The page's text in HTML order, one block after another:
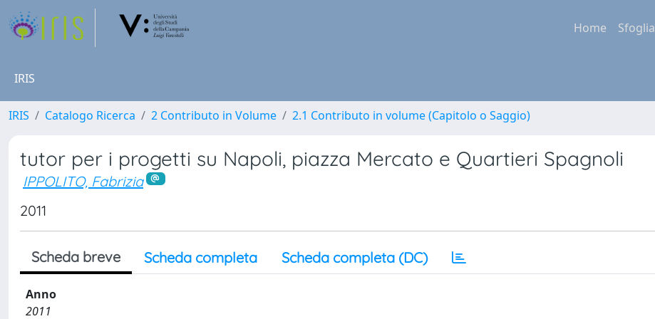
Home Sfoglia
IRIS
IRIS Catalogo Ricerca 2 Contributo in Volume 2.1 Contributo in volume (Capitolo o Saggio)
tutor per i progetti su Napoli, piazza Mercato e Quartieri Spagnoli
IPPOLITO, Fabrizia
2011
Scheda breve Scheda completa Scheda completa (DC)
Anno
2011